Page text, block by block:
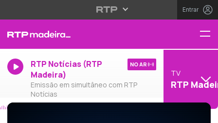
Entrar
RTP Notícias (RTP
Madeira)
Emissão em simultâneo com RTP
Notícias
NO AR
TV
RTP